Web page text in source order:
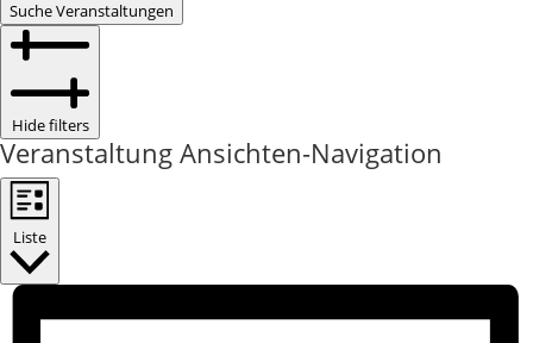
Suche Veranstaltungen
Hide filters
Veranstaltung Ansichten-Navigation
Liste